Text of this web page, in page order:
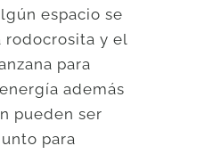
espacio se
rodocrosita y el
para
además
pueden ser
para